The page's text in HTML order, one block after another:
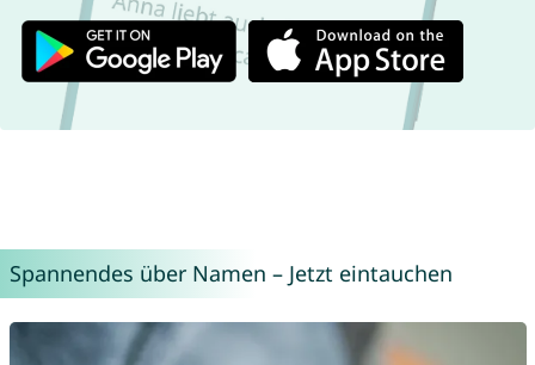
Spannendes über Namen – Jetzt eintauchen